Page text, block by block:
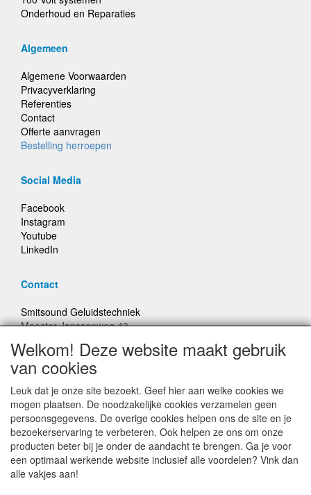
Onderhoud en Reparaties
Algemeen
Algemene Voorwaarden
Privacyverklaring
Referenties
Contact
Offerte aanvragen
Bestelling herroepen
Social Media
Facebook
Instagram
Youtube
LinkedIn
Contact
Smitsound Geluidstechniek
Meester Janssenweg 43
E-mail: info@smitsound.nl
Telefoon: +31-(0)6-22256322
Bestellingen binnen Nederland, ongeacht gewicht, verstuurd
voor € 6,95
Prijzen inclusief 21% BTW, tenzij anders vermeldt
Welkom! Deze website maakt gebruik
van cookies
Leuk dat je onze site bezoekt. Geef hier aan welke cookies we
mogen plaatsen. De noodzakelijke cookies verzamelen geen
persoonsgegevens. De overige cookies helpen ons de site en je
bezoekerservaring te verbeteren. Ook helpen ze ons om onze
producten beter bij je onder de aandacht te brengen. Ga je voor
een optimaal werkende website inclusief alle voordelen? Vink dan
alle vakjes aan!